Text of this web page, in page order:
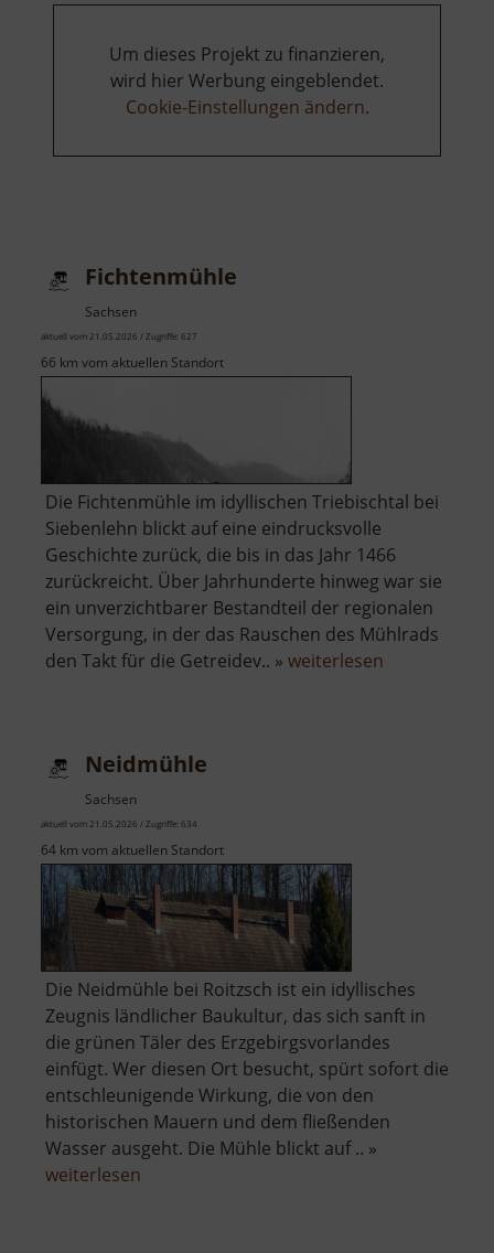
Um dieses Projekt zu finanzieren,
wird hier Werbung eingeblendet.
Cookie-Einstellungen ändern.
Fichtenmühle
Sachsen
aktuell vom 21.05.2026 / Zugriffe: 627
66 km vom aktuellen Standort
Die Fichtenmühle im idyllischen Triebischtal bei
Siebenlehn blickt auf eine eindrucksvolle
Geschichte zurück, die bis in das Jahr 1466
zurückreicht. Über Jahrhunderte hinweg war sie
ein unverzichtbarer Bestandteil der regionalen
Versorgung, in der das Rauschen des Mühlrads
den Takt für die Getreidev.. » weiterlesen
Neidmühle
Sachsen
aktuell vom 21.05.2026 / Zugriffe: 634
64 km vom aktuellen Standort
Die Neidmühle bei Roitzsch ist ein idyllisches
Zeugnis ländlicher Baukultur, das sich sanft in
die grünen Täler des Erzgebirgsvorlandes
einfügt. Wer diesen Ort besucht, spürt sofort die
entschleunigende Wirkung, die von den
historischen Mauern und dem fließenden
Wasser ausgeht. Die Mühle blickt auf .. »
weiterlesen